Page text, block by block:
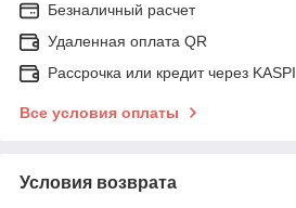
Безналичный расчет
Удаленная оплата QR
Рассрочка или кредит через KASPI
Все условия оплаты
Условия возврата